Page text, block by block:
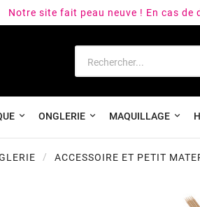
Notre site fait peau neuve ! En cas
ONGLERIE MAQUILLAGE
ACCESSOIRE ET PETIT